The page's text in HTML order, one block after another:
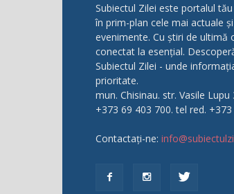
Subiectul Zilei este portalul
în prim-plan cele mai actuale
evenimente. Cu știri de ultimă
conectat la esențial.
Subiectul Zilei - unde
prioritate.
mun. Chisinau. str. Vasile
+373 69 403 700. tel red.
Contactați-ne: